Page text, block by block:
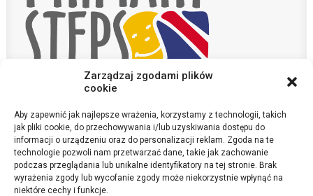
Zarządzaj zgodami plików
cookie
Aby zapewnić jak najlepsze wrażenia, korzystamy z technologii, takich
jak pliki cookie, do przechowywania i/lub uzyskiwania dostępu do
informacji o urządzeniu oraz do personalizacji reklam. Zgoda na te
technologie pozwoli nam przetwarzać dane, takie jak zachowanie
podczas przeglądania lub unikalne identyfikatory na tej stronie. Brak
wyrażenia zgody lub wycofanie zgody może niekorzystnie wpłynąć na
niektóre cechy i funkcje.
KONTAKT
POLITYKA PRYWATNOŚCI
sekretariat@szkola-anglojezyczna.pl
©Primary Steps 2020. All Rights Reserved